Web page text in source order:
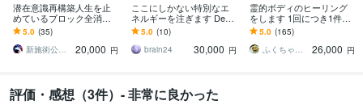
潜在意識再構築人生を止
めているブロック全消去
します 潜在意識再構築・
ブロック全消去施術◆本
来の成功人生へ戻します
5.0 (35)
新施術公開→≪相手意識強制変化≫◆星桜龍
20,000 円
ここにしかない特別なエ
ネルギーを注ぎます Desti
ny Alchemist ここで望め
ば人生激変
5.0 (10)
brain24
30,000 円
霊的ボディのヒーリング
をします 1回につき1件の
ヒーリングとなります。
5.0 (165)
ふくちゃん1234
26,000 円
評価・感想（3件）- 非常に良かった